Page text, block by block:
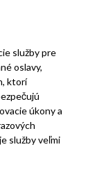
služby pre
oslavy,
ktorí
úkony a
služby veľmi